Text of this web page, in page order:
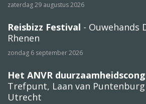
zaterdag 29 augustus 2026
Reisbizz Festival - Ouwehands
Rhenen
zondag 6 september 2026
Het ANVR
Trefpunt, Laan van Puntenburg
Utrecht